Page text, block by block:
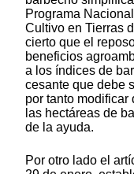
Programa
Cultivo en Tierras
cierto que el
beneficios
a los índices de
cesante que debe
por tanto
las hectáreas de
de la ayuda.
Por otro lado el